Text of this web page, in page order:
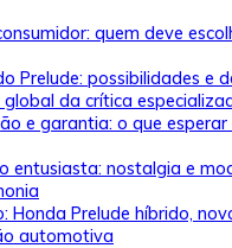
quem deve
Prelude: possibilidades e
global da crítica
e garantia: o que
entusiasta: nostalgia e
Honda Prelude híbrido,
automotiva